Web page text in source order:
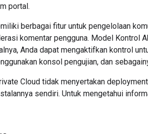
portal.
berbagai fitur untuk pengelolaan
komentar pengguna. Model Kontrol
Anda dapat mengaktifkan kontrol
konsol pengujian, dan
Cloud tidak menyertakan
sendiri. Untuk mengetahui